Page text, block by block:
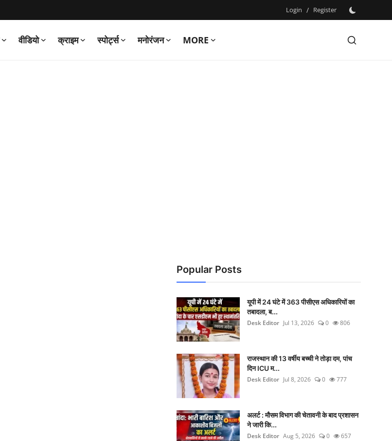
Login / Register
वीडियो क्राइम स्पोर्ट्स मनोरंजन MORE
Popular Posts
यूपी में 24 घंटे में 363 पीसीएस अधिकारियों का
तबादला, ब...
Desk Editor Jul 13, 2026 0 806
राजस्थान की 13 वर्षीय बच्ची ने तोड़ा दम, पांच
दिन ICU म...
Desk Editor Jul 8, 2026 0 777
अलर्ट : मौसम विभाग की चेतावनी के बाद प्रशासन
ने जारी कि...
Desk Editor Aug 5, 2026 0 657